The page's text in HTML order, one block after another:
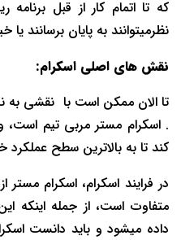
که تا اتمام کار از قبل
نظرمیتوانند به پایان برسانند یا
نقش های اصلی اسکرام:
تا الان ممکن است با نقشی به
. اسکرام مستر مربی تیم
کند تا به بالاترین سطح
در فرایند اسکرام، اسکرام
متفاوت است، از جمله اینکه
داده میشود و باید دانست